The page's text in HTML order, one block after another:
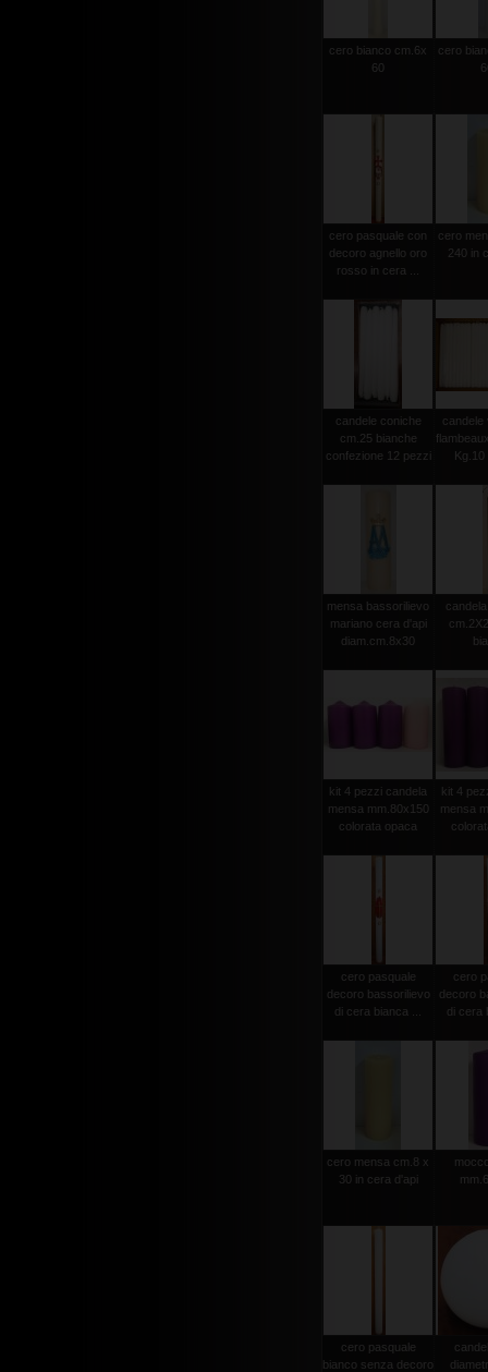
cero bianco cm.6x
60
cero
cero pasquale con
decoro agnello oro
rosso in cera ...
cero
240 in
candele coniche
cm.25 bianche
confezione 12 pezzi
candele
mensa bassorilievo
mariano cera d'api
diam.cm.8x30
kit 4 pezzi candela
mensa mm.80x150
colorata opaca
kit 4
mensa
cero pasquale
decoro bassorilievo
di cera bianca ...
cero
decoro
di cera
cero mensa cm.8 x
30 in cera d'api
cero pasquale
bianco senza decoro